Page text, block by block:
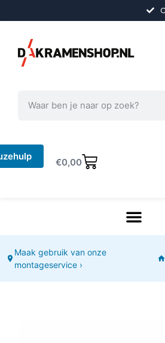
€0,00
Maak gebruik van onze
montageservice ›